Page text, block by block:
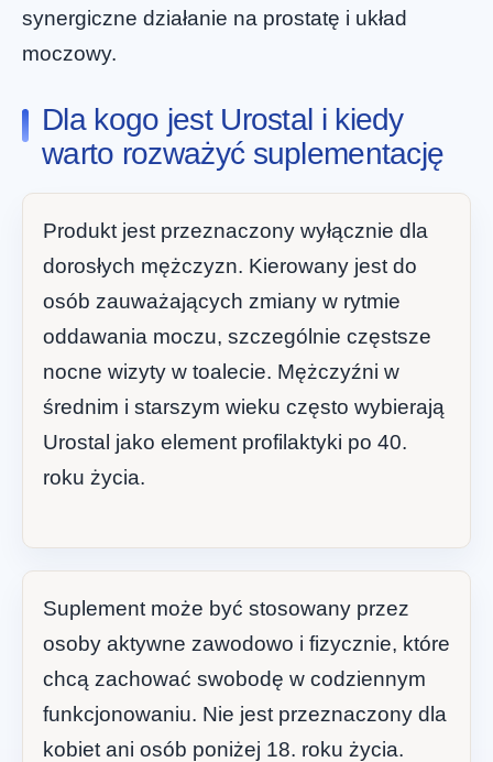
synergiczne działanie na prostatę i układ
moczowy.
Dla kogo jest Urostal i kiedy
warto rozważyć suplementację
Produkt jest przeznaczony wyłącznie dla
dorosłych mężczyzn. Kierowany jest do
osób zauważających zmiany w rytmie
oddawania moczu, szczególnie częstsze
nocne wizyty w toalecie. Mężczyźni w
średnim i starszym wieku często wybierają
Urostal jako element profilaktyki po 40.
roku życia.
Suplement może być stosowany przez
osoby aktywne zawodowo i fizycznie, które
chcą zachować swobodę w codziennym
funkcjonowaniu. Nie jest przeznaczony dla
kobiet ani osób poniżej 18. roku życia.